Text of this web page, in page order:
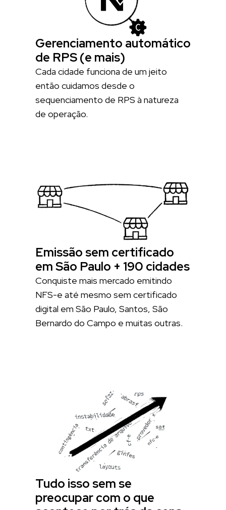
Gerenciamento automático
de RPS (e mais)
Cada cidade funciona de um jeito
então cuidamos desde o
sequenciamento de RPS à natureza
de operação.
Emissão sem certificado
em São Paulo + 190 cidades
Conquiste mais mercado emitindo
NFS-e até mesmo sem certificado
digital em São Paulo, Santos, São
Bernardo do Campo e muitas outras.
Tudo isso sem se
preocupar com o que